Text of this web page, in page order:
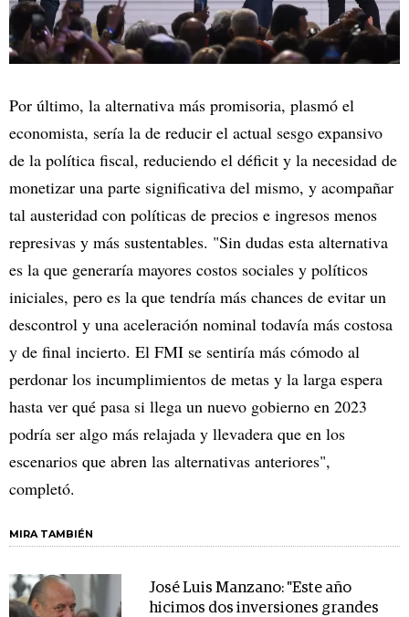
Por último, la alternativa más promisoria, plasmó el
economista, sería la de reducir el actual sesgo expansivo
de la política fiscal, reduciendo el déficit y la necesidad de
monetizar una parte significativa del mismo, y acompañar
tal austeridad con políticas de precios e ingresos menos
represivas y más sustentables. "Sin dudas esta alternativa
es la que generaría mayores costos sociales y políticos
iniciales, pero es la que tendría más chances de evitar un
descontrol y una aceleración nominal todavía más costosa
y de final incierto. El FMI se sentiría más cómodo al
perdonar los incumplimientos de metas y la larga espera
hasta ver qué pasa si llega un nuevo gobierno en 2023
podría ser algo más relajada y llevadera que en los
escenarios que abren las alternativas anteriores",
completó.
MIRA TAMBIÉN
José Luis Manzano: "Este año
hicimos dos inversiones grandes